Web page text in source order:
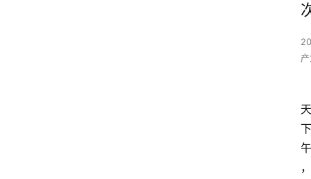
天
下
午
，